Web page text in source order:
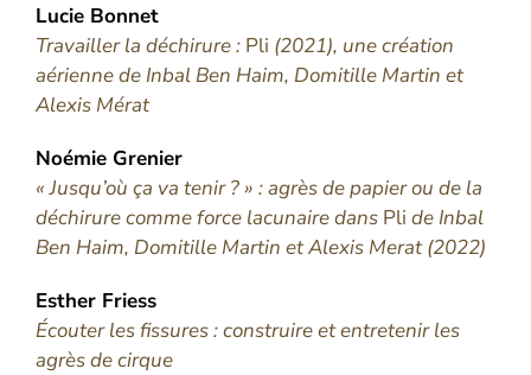
Lucie Bonnet
Travailler la déchirure : Pli (2021), une création
aérienne de Inbal Ben Haim, Domitille Martin et
Alexis Mérat
Noémie Grenier
« Jusqu’où ça va tenir ? » : agrès de papier ou de la
déchirure comme force lacunaire dans Pli de Inbal
Ben Haim, Domitille Martin et Alexis Merat (2022)
Esther Friess
Écouter les fissures : construire et entretenir les
agrès de cirque